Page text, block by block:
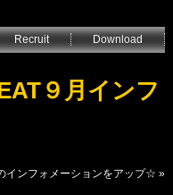
Recruit Download
９月インフ
インフォメーションをアップ☆ »